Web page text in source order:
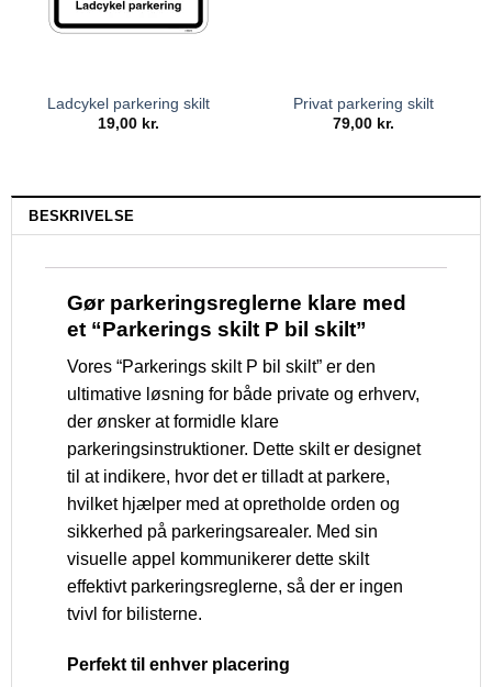
Ladcykel parkering skilt
19,00 kr.
Privat parkering skilt
79,00 kr.
BESKRIVELSE
Gør parkeringsreglerne klare med
et “Parkerings skilt P bil skilt”
Vores “Parkerings skilt P bil skilt” er den
ultimative løsning for både private og erhverv,
der ønsker at formidle klare
parkeringsinstruktioner. Dette skilt er designet
til at indikere, hvor det er tilladt at parkere,
hvilket hjælper med at opretholde orden og
sikkerhed på parkeringsarealer. Med sin
visuelle appel kommunikerer dette skilt
effektivt parkeringsreglerne, så der er ingen
tvivl for bilisterne.
Perfekt til enhver placering